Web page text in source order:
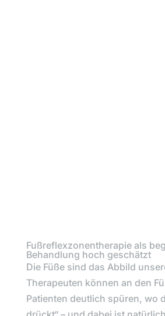
Fußreflexzonentherapie als
Behandlung hoch geschätzt
Die Füße sind das Abbild
Therapeuten können an den
Patienten deutlich spüren, wo